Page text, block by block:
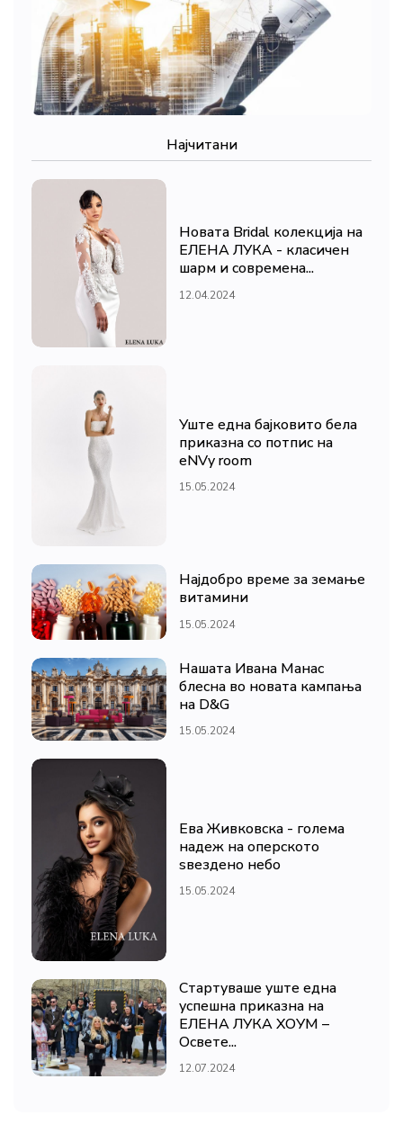
Најчитани
Новата Bridal колекција на
ЕЛЕНА ЛУКА - класичен
шарм и современа...
12.04.2024
Уште една бајковито бела
приказна со потпис на
eNVy room
15.05.2024
Најдобро време за земање
витамини
15.05.2024
Нашата Ивана Манас
блесна во новата кампања
на D&G
15.05.2024
Ева Живковска - голема
надеж на оперското
ѕвездено небо
15.05.2024
Стартуваше уште една
успешна приказна на
ЕЛЕНА ЛУКА ХОУМ –
Освете...
12.07.2024